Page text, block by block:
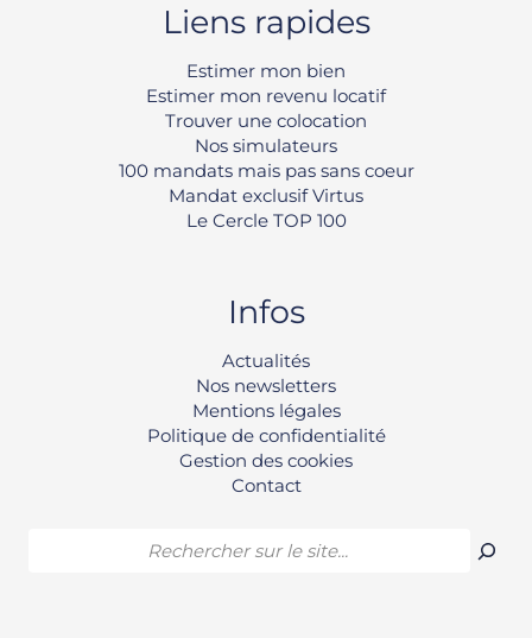
Liens rapides
Estimer mon bien
Estimer mon revenu locatif
Trouver une colocation
Nos simulateurs
100 mandats mais pas sans coeur
Mandat exclusif Virtus
Le Cercle TOP 100
Infos
Actualités
Nos newsletters
Mentions légales
Politique de confidentialité
Gestion des cookies
Contact
Rechercher